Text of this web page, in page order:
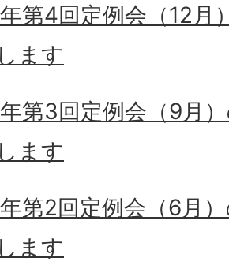
第4回定例会（12月
ます
第3回定例会（9月
ます
第2回定例会（6月
ます